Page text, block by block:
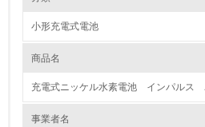
1.環境取り組み体制
小形充電式電池
商品名
充電式ニッケル水素電池 インパル
事業者名